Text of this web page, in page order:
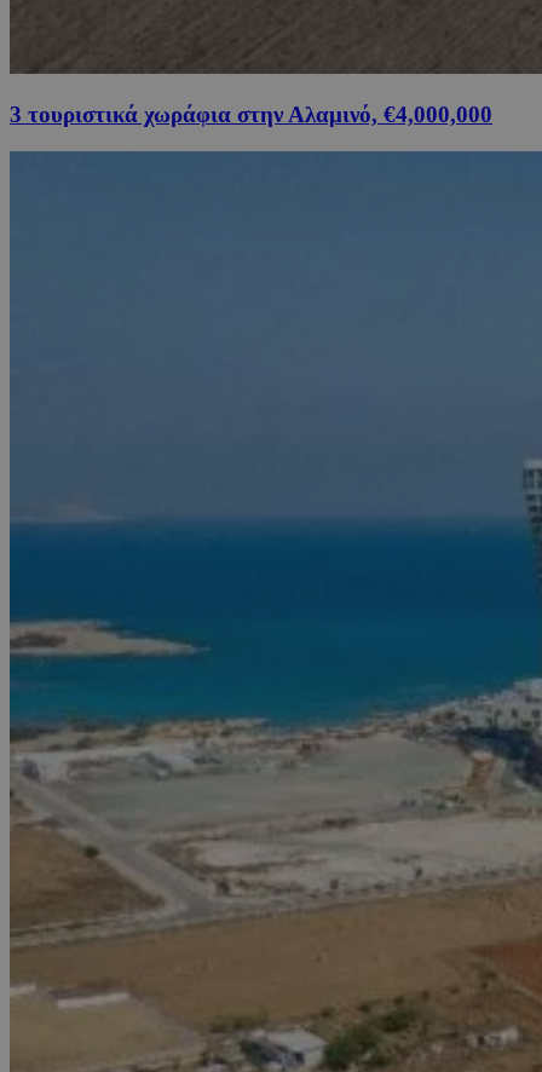
3 τουριστικά χωράφια στην Αλαμινό, €4,000,000